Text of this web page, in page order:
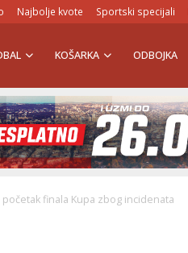
Najbolje kvote Sportski specijali
KOŠARKA ODBOJKA
finala Kupa zbog incidenata